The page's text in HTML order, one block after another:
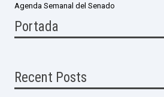
Agenda Semanal del Senado
Portada
Recent Posts